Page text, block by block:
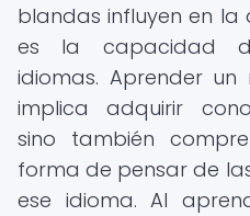
blandas influyen en
es la capacidad
idiomas. Aprender
implica adquirir
sino también
forma de pensar de
ese idioma. Al